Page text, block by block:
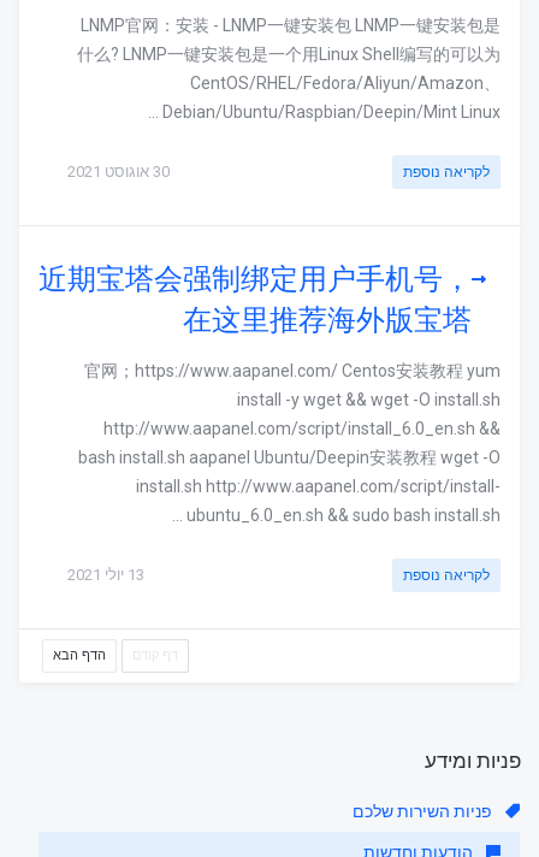
LNMP官网：安装 - LNMP一键安装包 LNMP一键安装包是
什么? LNMP一键安装包是一个用Linux Shell编写的可以为
CentOS/RHEL/Fedora/Aliyun/Amazon、
Debian/Ubuntu/Raspbian/Deepin/Mint Linux ...
לקריאה נוספת 30 אוגוסט 2021
近期宝塔会强制绑定用户手机号，
在这里推荐海外版宝塔
官网；https://www.aapanel.com/ Centos安装教程 yum
install -y wget && wget -O install.sh
http://www.aapanel.com/script/install_6.0_en.sh &&
bash install.sh aapanel Ubuntu/Deepin安装教程 wget -O
install.sh http://www.aapanel.com/script/install-
ubuntu_6.0_en.sh && sudo bash install.sh ...
לקריאה נוספת 13 יולי 2021
דף קודם הדף הבא
פניות ומידע
פניות השירות שלכם
הודעות וחדשות